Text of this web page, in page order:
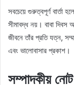
সবচেয়ে গুরুত্বপূর্ণ বার্তা
সীমাবদ্ধ নয়। বাবা
জীবনে তাঁর প্রতি যত্ন,
এবং ভালোবাসার প্রকাশ।
সম্পাদকীয় নোট